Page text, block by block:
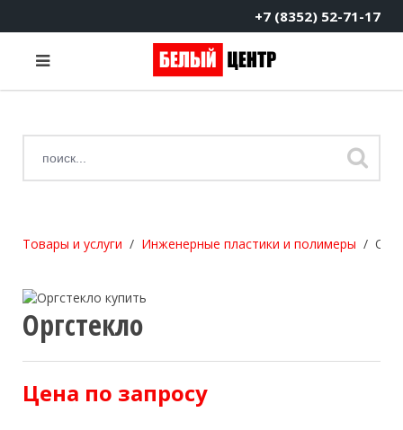
+7 (8352) 52-71-17
Товары и услуги Инженерные пластики и полимеры
Оргстекло
Цена по запросу